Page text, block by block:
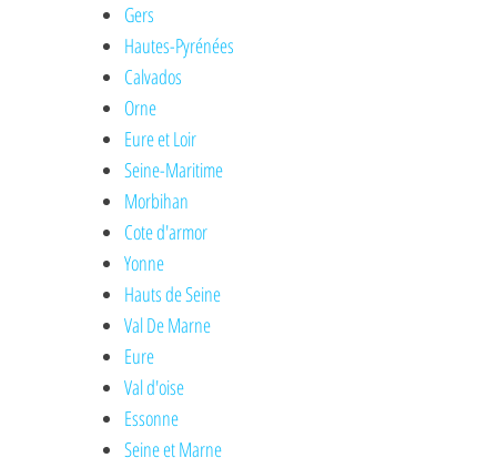
Gers
Hautes-Pyrénées
Calvados
Orne
Eure et Loir
Seine-Maritime
Morbihan
Cote d'armor
Yonne
Hauts de Seine
Val De Marne
Eure
Val d'oise
Essonne
Seine et Marne